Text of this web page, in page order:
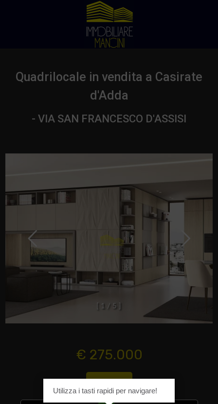
Quadrilocale in vendita a Casirate
d'Adda
- VIA SAN FRANCESCO D'ASSISI
1 / 5
€ 275.000
Cod. 333
Utilizza i tasti rapidi per navigare!